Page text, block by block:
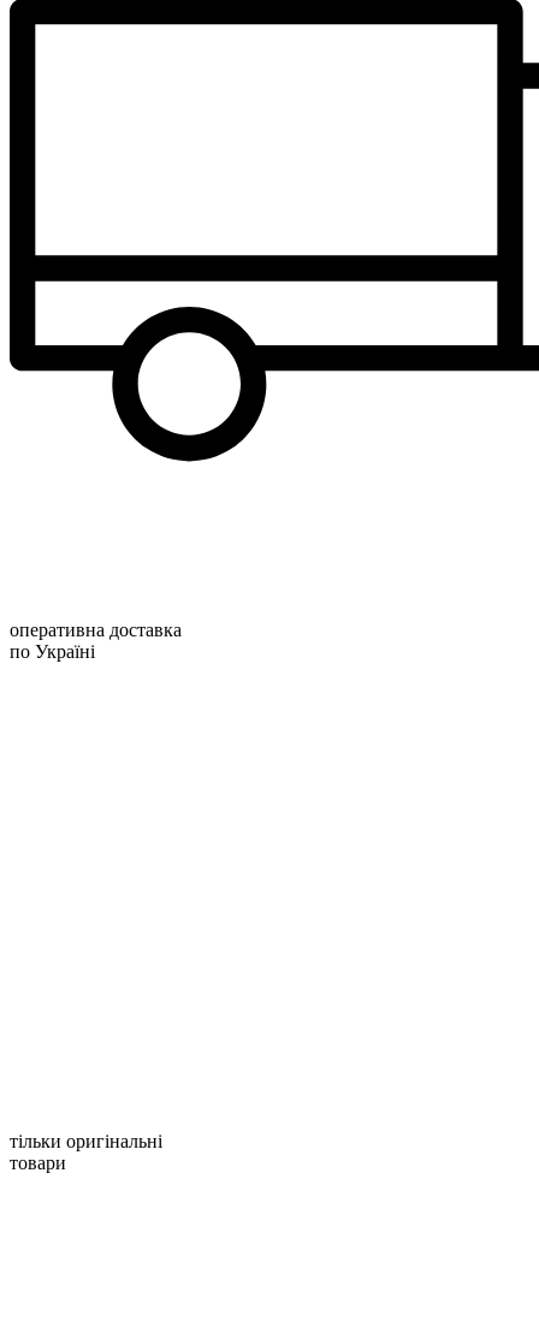
оперативна доставка
по Україні
тільки оригінальні
товари